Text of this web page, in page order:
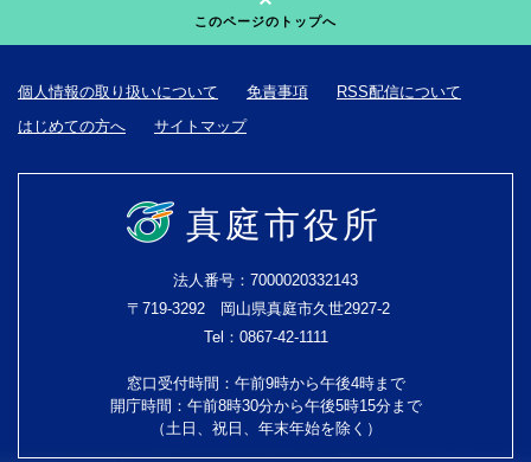
このページのトップへ
個人情報の取り扱いについて 免責事項
RSS配信について
はじめての方へ
サイトマップ
真庭市役所
法人番号：7000020332143
〒719-3292 岡山県真庭市久世2927-2
Tel：0867-42-1111
窓口受付時間：午前9時から午後4時まで
開庁時間：午前8時30分から午後5時15分まで
（土日、祝日、年末年始を除く）